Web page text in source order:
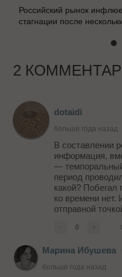
Российский рынок
стагнации после
2
dotaidi
больше года назад
В составлении
информация,
— темпоральный
период
какой? Побегал
ко времени нет.
отправной
0
Марина Ибушева
больше года назад